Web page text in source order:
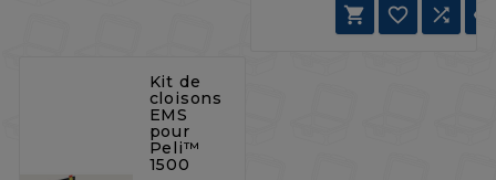
   
Kit de
cloisons
EMS
pour
Peli™
1500